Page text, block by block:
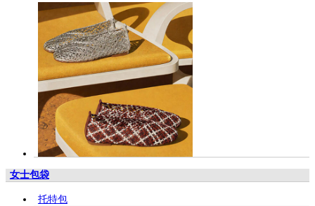
女士包袋
托特包